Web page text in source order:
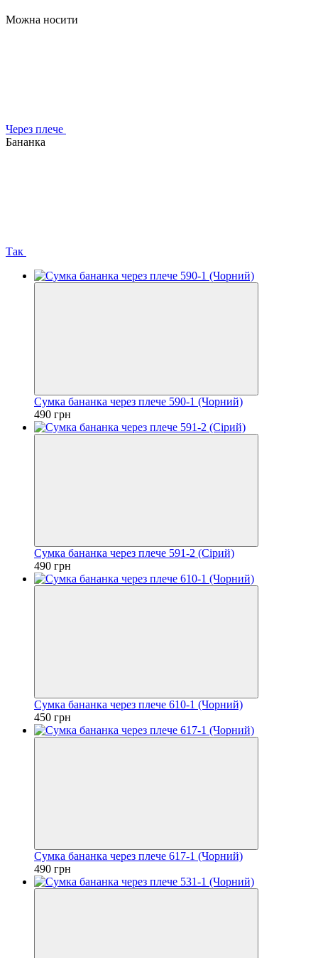
Можна носити
Через плече
Бананка
Так
Сумка бананка через плече 590-1 (Чорний)
490 грн
Сумка бананка через плече 591-2 (Сірий)
490 грн
Сумка бананка через плече 610-1 (Чорний)
450 грн
Сумка бананка через плече 617-1 (Чорний)
490 грн